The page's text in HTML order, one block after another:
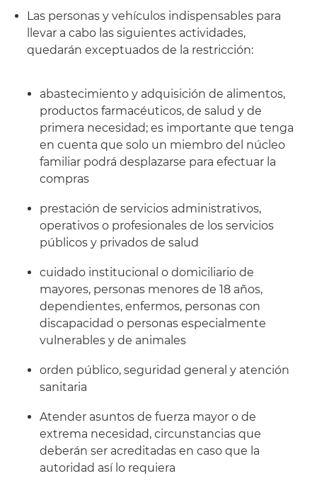
Las personas y vehículos indispensables para
llevar a cabo las siguientes actividades,
quedarán exceptuados de la restricción:
abastecimiento y adquisición de alimentos,
productos farmacéuticos, de salud y de
primera necesidad; es importante que tenga
en cuenta que solo un miembro del núcleo
familiar podrá desplazarse para efectuar la
compras
prestación de servicios administrativos,
operativos o profesionales de los servicios
públicos y privados de salud
cuidado institucional o domiciliario de
mayores, personas menores de 18 años,
dependientes, enfermos, personas con
discapacidad o personas especialmente
vulnerables y de animales
orden público, seguridad general y atención
sanitaria
Atender asuntos de fuerza mayor o de
extrema necesidad, circunstancias que
deberán ser acreditadas en caso que la
autoridad así lo requiera